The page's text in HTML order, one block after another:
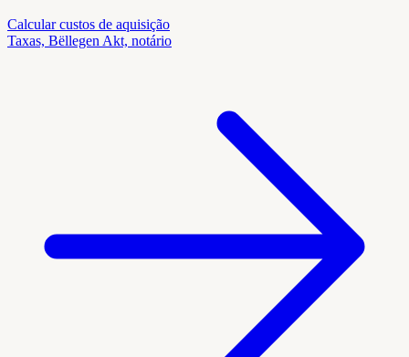
Calcular custos de aquisição
Taxas, Bëllegen Akt, notário